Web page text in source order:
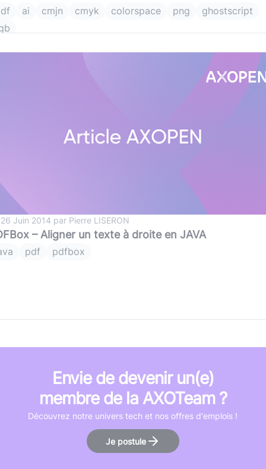
ai cmjn cmyk colorspace png
ghostscript
Juin 2014 par Pierre LISERON
– Aligner un texte à droite en JAVA
pdf pdfbox
Envie de devenir un(e)
membre de la AXOTeam ?
Découvrez notre univers tech et nos offres d'emplois !
Je postule